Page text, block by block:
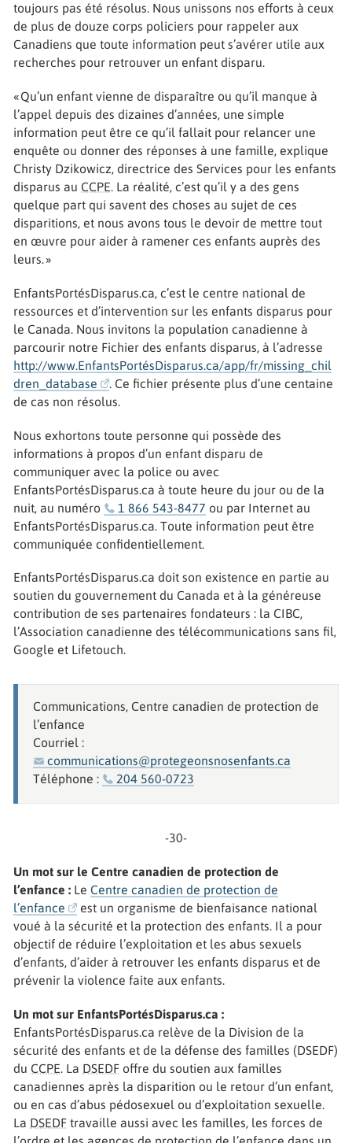
toujours pas été résolus. Nous unissons nos efforts à ceux
de plus de douze corps policiers pour rappeler aux
Canadiens que toute information peut s’avérer utile aux
recherches pour retrouver un enfant disparu.
« Qu’un enfant vienne de disparaître ou qu’il manque à
l’appel depuis des dizaines d’années, une simple
information peut être ce qu’il fallait pour relancer une
enquête ou donner des réponses à une famille, explique
Christy Dzikowicz, directrice des Services pour les enfants
disparus au CCPE. La réalité, c’est qu’il y a des gens
quelque part qui savent des choses au sujet de ces
disparitions, et nous avons tous le devoir de mettre tout
en œuvre pour aider à ramener ces enfants auprès des
leurs. »
EnfantsPortésDisparus.ca, c’est le centre national de
ressources et d’intervention sur les enfants disparus pour
le Canada. Nous invitons la population canadienne à
parcourir notre Fichier des enfants disparus, à l’adresse
http://www.EnfantsPortésDisparus.ca/app/fr/missing_chil
dren_database
. Ce fichier présente plus d’une centaine
de cas non résolus.
Nous exhortons toute personne qui possède des
informations à propos d’un enfant disparu de
communiquer avec la police ou avec
EnfantsPortésDisparus.ca à toute heure du jour ou de la
nuit, au numéro
1 866 543-8477 ou par Internet au
EnfantsPortésDisparus.ca. Toute information peut être
communiquée confidentiellement.
EnfantsPortésDisparus.ca doit son existence en partie au
soutien du gouvernement du Canada et à la généreuse
contribution de ses partenaires fondateurs : la CIBC,
l’Association canadienne des télécommunications sans fil,
Google et Lifetouch.
Communications, Centre canadien de protection de
l’enfance
Courriel :
communications@protegeonsnosenfants.ca
Téléphone :
204 560-0723
-30-
Un mot sur le Centre canadien de protection de
l’enfance : Le Centre canadien de protection de
l’enfance
est un organisme de bienfaisance national
voué à la sécurité et la protection des enfants. Il a pour
objectif de réduire l’exploitation et les abus sexuels
d’enfants, d’aider à retrouver les enfants disparus et de
prévenir la violence faite aux enfants.
Un mot sur EnfantsPortésDisparus.ca :
EnfantsPortésDisparus.ca relève de la Division de la
sécurité des enfants et de la défense des familles (DSEDF)
du CCPE . La DSEDF offre du soutien aux familles
canadiennes après la disparition ou le retour d’un enfant,
ou en cas d’abus pédosexuel ou d’exploitation sexuelle.
La DSEDF travaille aussi avec les familles, les forces de